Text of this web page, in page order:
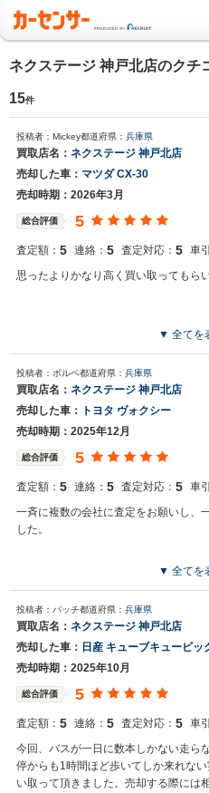
ネクステージ 神戸北店のクチ
15件
投稿者：Mickey都道府県： 兵庫県
買取店名： ネクステージ 神戸北店
売却した車： マツダ CX-30
売却時期：2026年3月
総合評価 5
査定額： 5 連絡： 5 査定対応： 5 車
思ったよりかなり高く買い取ってもら
▼ 全てを
投稿者：ボルベ都道府県： 兵庫県
買取店名： ネクステージ 神戸北店
売却した車：
トヨタ ヴォクシー
売却時期：2025年12月
総合評価 5
査定額： 5 連絡： 5 査定対応： 5 車
一斉に複数の会社に査定をお願いし、
した。
▼ 全てを
投稿者：パッチ都道府県： 兵庫県
買取店名： ネクステージ 神戸北店
売却した車： 日産 キューブキュービッ
売却時期：2025年10月
総合評価 5
査定額： 5 連絡： 5 査定対応： 5 車
今回、バスが一日に数本しかない走ら
停からも1時間ほど歩いてしか来れな
い取って頂きました。売却する際には